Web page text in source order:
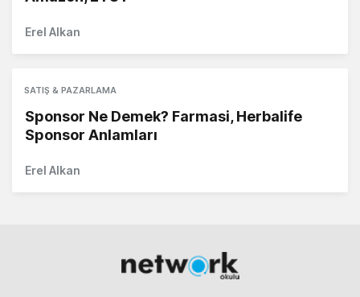
Erel Alkan
SATIŞ & PAZARLAMA
Sponsor Ne Demek? Farmasi, Herbalife
Sponsor Anlamları
Erel Alkan